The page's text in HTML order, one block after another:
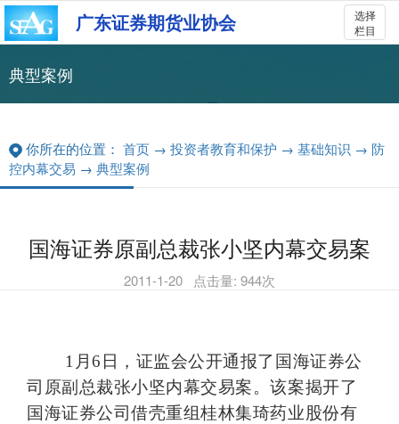
选择
栏目
广东证券期货业协会
典型案例
你所在的位置： 首页 → 投资者教育和保护 → 基础知识 → 防
控内幕交易 → 典型案例
国海证券原副总裁张小坚内幕交易案
2011-1-20 点击量: 944次
1 月6 日 ，证监会公开通报了国海证券公
司原副总裁张小坚内幕交易案。该案揭开了
国海证券公司借壳重组桂林集琦药业股份有